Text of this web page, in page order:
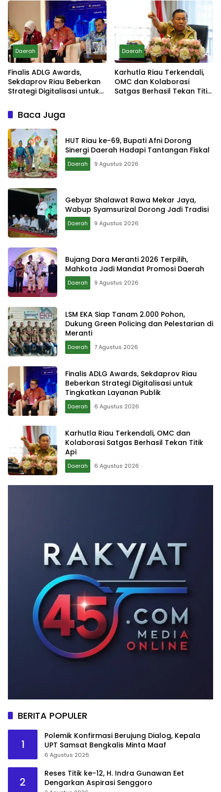
Daerah
Finalis ADLG Awards,
Sekdaprov Riau Beberkan
Strategi Digitalisasi untuk
Daerah
Karhutla Riau Terkendali,
OMC dan Kolaborasi
Satgas Berhasil Tekan Titik
Baca Juga
HUT Riau ke-69, Bupati Afni Dorong
Sinergi Daerah Hadapi Tantangan Fiskal
Daerah 9 Agustus 2026
Gebyar Shalawat Rawa Mekar Jaya,
Wabup Syamsurizal Dorong Jadi Tradisi
Daerah 9 Agustus 2026
Bujang Dara Meranti 2026 Terpilih,
Mahkota Jadi Mandat Promosi Daerah
Daerah 9 Agustus 2026
LSM EKA Siap Tanam 2.000 Pohon,
Dukung Green Policing dan Pelestarian di
Meranti
Daerah 7 Agustus 2026
Finalis ADLG Awards, Sekdaprov Riau
Beberkan Strategi Digitalisasi untuk
Tingkatkan Layanan Publik
Daerah 6 Agustus 2026
Karhutla Riau Terkendali, OMC dan
Kolaborasi Satgas Berhasil Tekan Titik
Api
Daerah 6 Agustus 2026
BERITA POPULER
1
Polemik Konfirmasi Berujung Dialog, Kepala
UPT Samsat Bengkalis Minta Maaf
6 Agustus 2026
2
Reses Titik ke-12, H. Indra Gunawan Eet
Dengarkan Aspirasi Senggoro